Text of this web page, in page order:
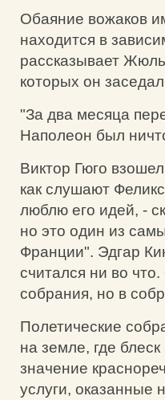
Обаяние вожаков
находится в
рассказывает
которых он
"За два месяца
Наполеон был
Виктор Гюго
как слушают
люблю его идей, -
но это один из
Франции". Эдгар
считался ни во
собрания, но в
Полетические
на земле, где
значение
услуги, оказанные